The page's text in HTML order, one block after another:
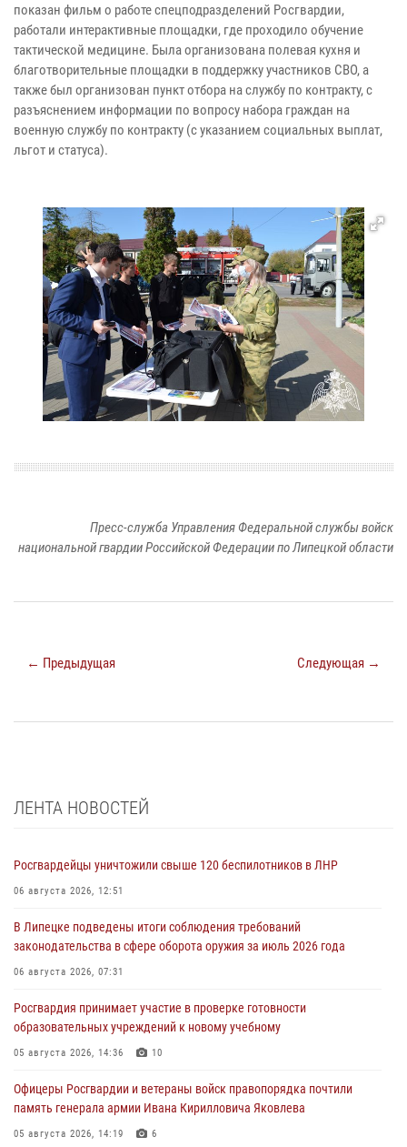
показан фильм о работе спецподразделений Росгвардии,
работали интерактивные площадки, где проходило обучение
тактической медицине. Была организована полевая кухня и
благотворительные площадки в поддержку участников СВО, а
также был организован пункт отбора на службу по контракту, с
разъяснением информации по вопросу набора граждан на
военную службу по контракту (с указанием социальных выплат,
льгот и статуса).
Пресс-служба Управления Федеральной службы войск
национальной гвардии Российской Федерации по Липецкой области
← Предыдущая Следующая →
ЛЕНТА НОВОСТЕЙ
Росгвардейцы уничтожили свыше 120 беспилотников в ЛНР
06 августа 2026, 12:51
В Липецке подведены итоги соблюдения требований
законодательства в сфере оборота оружия за июль 2026 года
06 августа 2026, 07:31
Росгвардия принимает участие в проверке готовности
образовательных учреждений к новому учебному
05 августа 2026, 14:36 10
Офицеры Росгвардии и ветераны войск правопорядка почтили
память генерала армии Ивана Кирилловича Яковлева
05 августа 2026, 14:19 6